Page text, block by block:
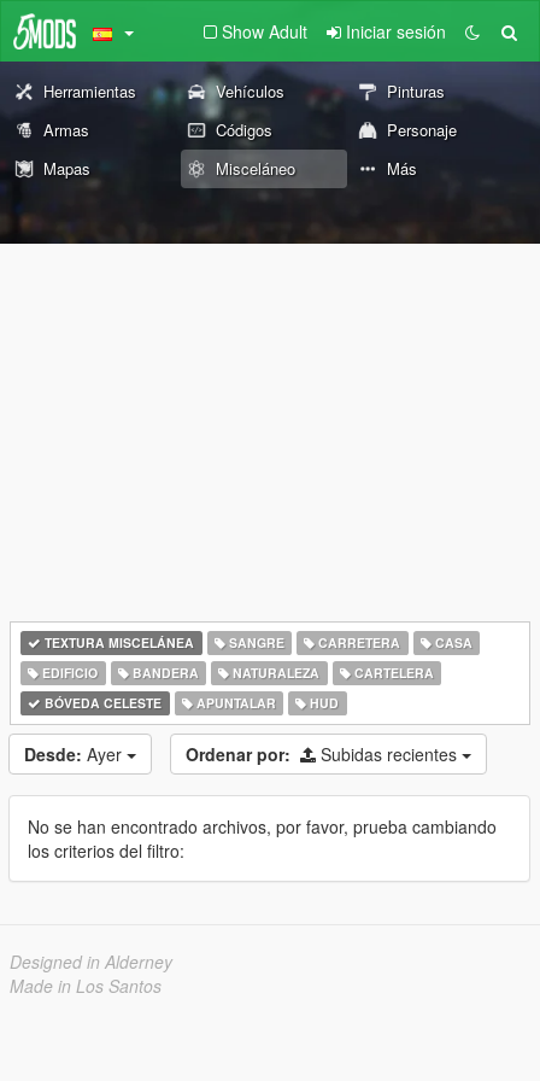
Show Adult Iniciar sesión
Herramientas Vehículos
Pinturas
Armas
Códigos
Personaje
Mapas
Misceláneo Más
TEXTURA MISCELÁNEA SANGRE CARRETERA
CASA
EDIFICIO
BANDERA NATURALEZA
CARTELERA
BÓVEDA CELESTE
APUNTALAR HUD
Desde: Ayer Ordenar por: Subidas recientes
No se han encontrado archivos, por favor, prueba cambiando
los criterios del filtro:
Designed in Alderney
Made in Los Santos